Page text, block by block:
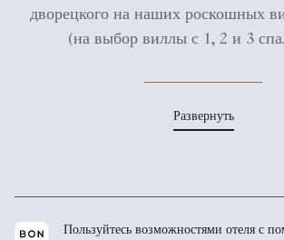
дворецкого на наших роскошных
(на выбор виллы с 1, 2 и 3
Развернуть
Пользуйтесь возможностями отеля с